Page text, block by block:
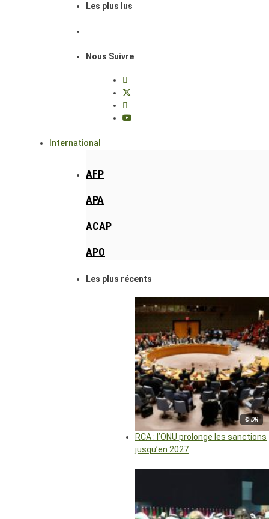
Les plus lus
Nous Suivre
International
AFP
APA
ACAP
APO
Les plus récents
© DR
RCA : l’ONU prolonge les sanctions
jusqu’en 2027